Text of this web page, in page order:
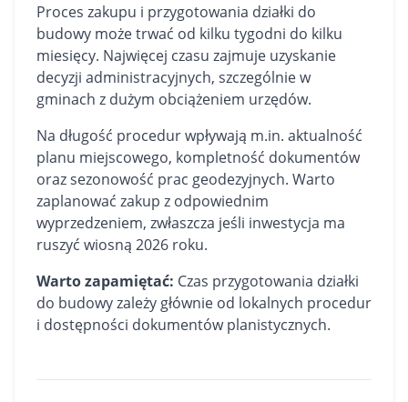
Proces zakupu i przygotowania działki do
budowy może trwać od kilku tygodni do kilku
miesięcy. Najwięcej czasu zajmuje uzyskanie
decyzji administracyjnych, szczególnie w
gminach z dużym obciążeniem urzędów.
Na długość procedur wpływają m.in. aktualność
planu miejscowego, kompletność dokumentów
oraz sezonowość prac geodezyjnych. Warto
zaplanować zakup z odpowiednim
wyprzedzeniem, zwłaszcza jeśli inwestycja ma
ruszyć wiosną 2026 roku.
Warto zapamiętać: Czas przygotowania działki
do budowy zależy głównie od lokalnych procedur
i dostępności dokumentów planistycznych.